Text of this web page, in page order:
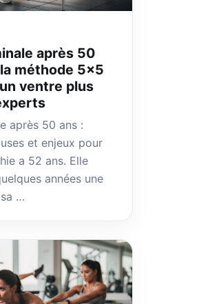
après 50
méthode 5×5
ventre plus
après 50 ans :
et enjeux pour
a 52 ans. Elle
années une
…